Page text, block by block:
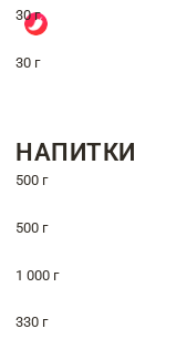
30 г
30 г
НАПИТКИ
500 г
500 г
1 000 г
330 г